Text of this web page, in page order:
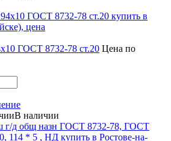
ГОСТ 8732-78 ст.20 Цена по
В наличии